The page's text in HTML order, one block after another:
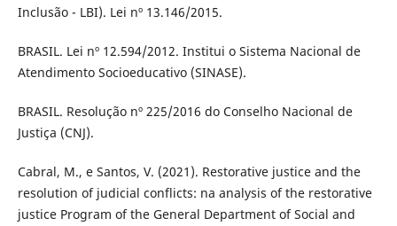
Inclusão - LBI). Lei nº 13.146/2015.
BRASIL. Lei nº 12.594/2012. Institui o Sistema Nacional de
Atendimento Socioeducativo (SINASE).
BRASIL. Resolução nº 225/2016 do Conselho Nacional de
Justiça (CNJ).
Cabral, M., e Santos, V. (2021). Restorative justice and the
resolution of judicial conflicts: na analysis of the restorative
justice Program of the General Department of Social and